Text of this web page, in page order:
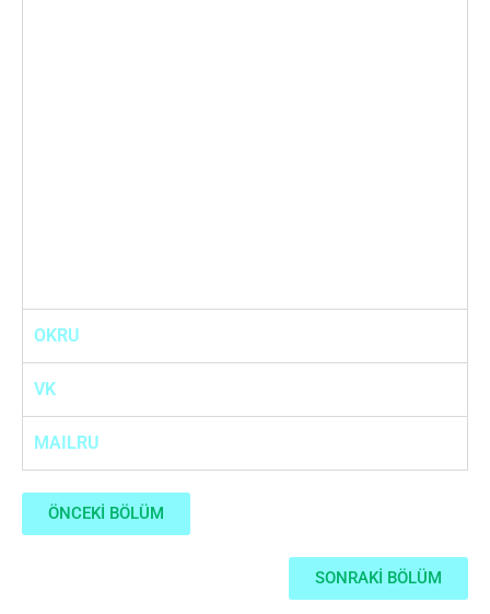
OKRU
VK
MAILRU
ÖNCEKİ BÖLÜM
SONRAKİ BÖLÜM